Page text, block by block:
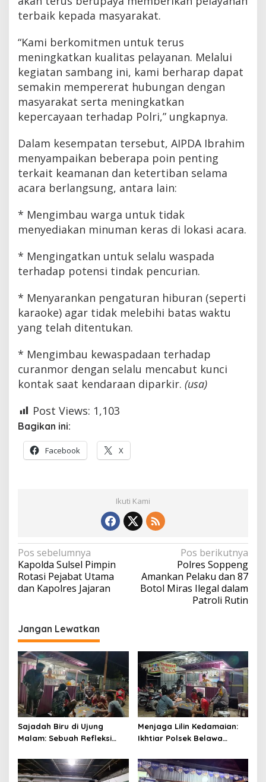
terbaik kepada masyarakat.
“Kami berkomitmen untuk terus
meningkatkan kualitas pelayanan. Melalui
kegiatan sambang ini, kami berharap dapat
semakin mempererat hubungan dengan
masyarakat serta meningkatkan
kepercayaan terhadap Polri,” ungkapnya.
Dalam kesempatan tersebut, AIPDA Ibrahim
menyampaikan beberapa poin penting
terkait keamanan dan ketertiban selama
acara berlangsung, antara lain:
* Mengimbau warga untuk tidak
menyediakan minuman keras di lokasi acara.
* Mengingatkan untuk selalu waspada
terhadap potensi tindak pencurian.
* Menyarankan pengaturan hiburan (seperti
karaoke) agar tidak melebihi batas waktu
yang telah ditentukan.
* Mengimbau kewaspadaan terhadap
curanmor dengan selalu mencabut kunci
kontak saat kendaraan diparkir. (usa)
Post Views: 1,103
Bagikan ini:
Facebook X
Ikuti Kami
Navigasi
pos
Pos sebelumnya
Kapolda Sulsel Pimpin
Rotasi Pejabat Utama
dan Kapolres Jajaran
Pos berikutnya
Polres Soppeng
Amankan Pelaku dan 87
Botol Miras Ilegal dalam
Patroli Rutin
Jangan Lewatkan
Sajadah Biru di Ujung
Malam: Sebuah Refleksi
Silaturahmi
Menjaga Lilin Kedamaian:
Ikhtiar Polsek Belawa
Ketenteraman Umat